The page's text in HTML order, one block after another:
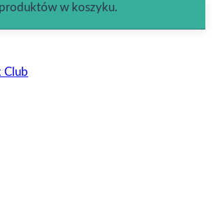
w koszyku.